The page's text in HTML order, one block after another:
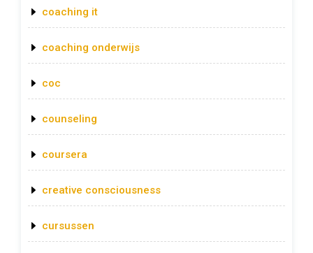
coaching it
coaching onderwijs
coc
counseling
coursera
creative consciousness
cursussen